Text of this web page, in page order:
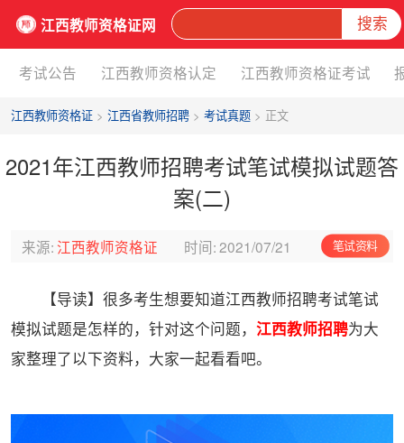
江西教师资格证网 搜索
考试公告 江西教师资格认定 江西教师资格证考试
江西教师资格证> 江西省教师招聘> 考试真题> 正文
2021年江西教师招聘考试笔试模拟试题答
案(二)
来源: 江西教师资格证 时间:2021/07/21 笔试资料
【导读】很多考生想要知道江西教师招聘考试笔试
模拟试题是怎样的，针对这个问题， 江西教师招聘为大
家整理了以下资料，大家一起看看吧。